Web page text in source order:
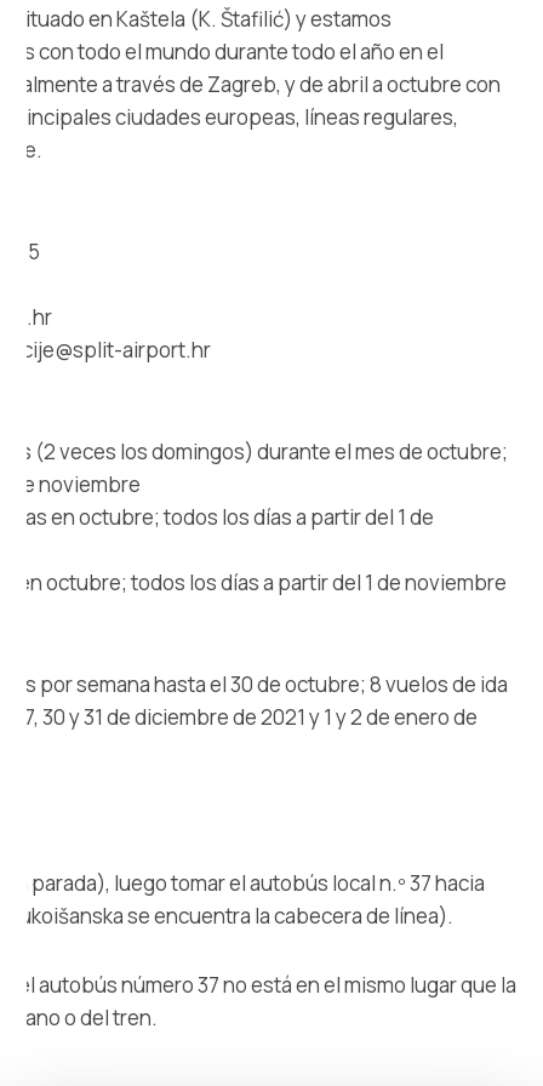
Multimedia
Safe in Dalmatia
es
21216 Kaštel Stari, Hrvatska
Instrucciones
situado en Kaštela (K. Štafilić) y estamos
con todo el mundo durante todo el año en el
a través de Zagreb, y de abril a octubre con
ciudades europeas, líneas regulares,
airport.hr
(2 veces los domingos) durante el mes de octubre;
de noviembre
en octubre; todos los días a partir del 1 de
en octubre; todos los días a partir del 1 de noviembre
por semana hasta el 30 de octubre; 8 vuelos de ida
30 y 31 de diciembre de 2021 y 1 y 2 de enero de
parada), luego tomar el autobús local n.º 37 hacia
se encuentra la cabecera de línea).
autobús número 37 no está en el mismo lugar que la
o del tren.